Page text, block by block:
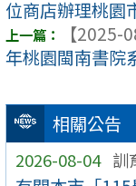
相關公告
2026-08-04 訓
位商店辦理桃園
【2025-
年桃園閩南書院